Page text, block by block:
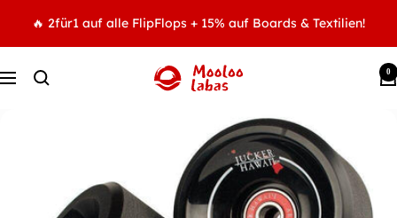
🔥 2für1 auf alle FlipFlops + 15% auf Boards & Textilien!
Navigation MOOLOOLABAS 0